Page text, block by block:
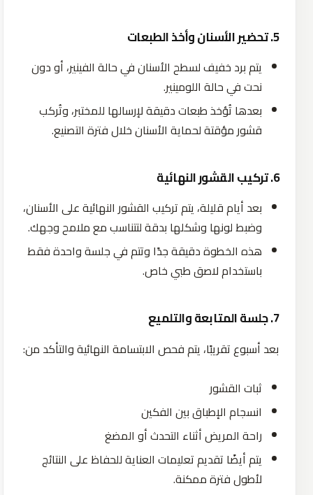
5. تحضيرالأسنانوأخذالطبعات
يتم برد خفيف لسطح الأسنان في حالة الفينير، أو دون
نحت في حالة اللومينير.
بعدها تُؤخذ طبعات دقيقة لإرسالها للمختبر، وتُركب
قشور مؤقتة لحماية الأسنان خلال فترة التصنيع.
6. تركيبالقشورالنهائية
بعد أيام قليلة، يتم تركيب القشور النهائية على الأسنان،
وضبط لونها وشكلها بدقة لتتناسب مع ملامح وجهك.
هذه الخطوة دقيقة جدًا وتتم في جلسة واحدة فقط
باستخدام لاصق طبي خاص.
7. جلسةالمتابعةوالتلميع
بعد أسبوع تقريبًا، يتم فحص الابتسامة النهائية والتأكد من:
ثبات القشور
انسجام الإطباق بين الفكين
راحة المريض أثناء التحدث أو المضغ
يتم أيضًا تقديم تعليمات العناية للحفاظ على النتائج
لأطول فترة ممكنة.